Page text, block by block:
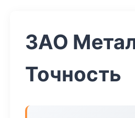
ЗАО
Точность